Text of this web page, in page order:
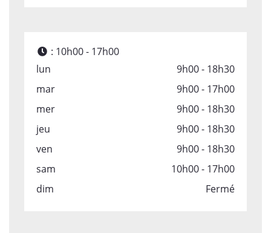
: 10h00 - 17h00
lun
9h00 - 18h30
mar
9h00 - 17h00
mer
9h00 - 18h30
jeu
9h00 - 18h30
ven
9h00 - 18h30
sam
10h00 - 17h00
dim
Fermé